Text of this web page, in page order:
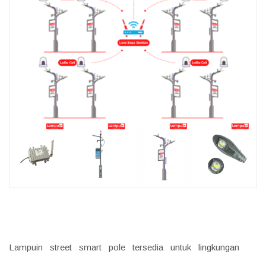
Lampuin street smart pole tersedia untuk lingkungan